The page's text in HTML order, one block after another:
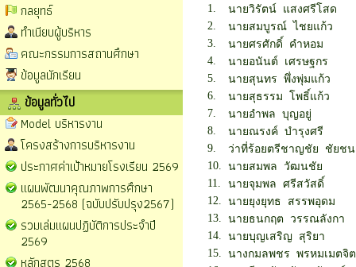
กลยุทธ์
ทำเนียบผู้บริหาร
คณะกรรมการสถานศึกษา
ข้อมูลนักเรียน
ข้อมูลทั่วไป
Model บริหารงาน
โครงสร้างการบริหารงาน
ประกาศค่าเป้าหมายโรงเรียน 2569
แผนพัฒนาคุณภาพการศึกษา
2565-2568 (ฉบับปรับปรุง2567)
รวมเล่มแผนปฏิบัติการประจำปี
2569
หลักสูตร 2568
1.
นายวิรัตน์ แสงศรีโสด
2.
นายสมบูรณ์ ไชยแก้ว
3.
นายศรศักดิ์ คำหอม
4.
นายอนันต์ เศรษฐกร
5.
นายสุนทร พึ่งพุ่มแก้ว
6.
นายสุธรรม โพธิ์แก้ว
7.
นายอำพล บุญอยู่
8.
นายณรงค์ บำรุงศรี
9.
ว่าที่ร้อยตรีชาญชัย ชัยช
10. นายสมพล วัฒนชัย
11.
นายจุมพล ศรีสวัสดิ์
12. นายยุงยุทธ สรรพอุดม
13. นายธนกฤต วรรณลังกา
14. นายบุญเสริญ สุริยา
15. นางกมลพชร พรหมเมตจิต